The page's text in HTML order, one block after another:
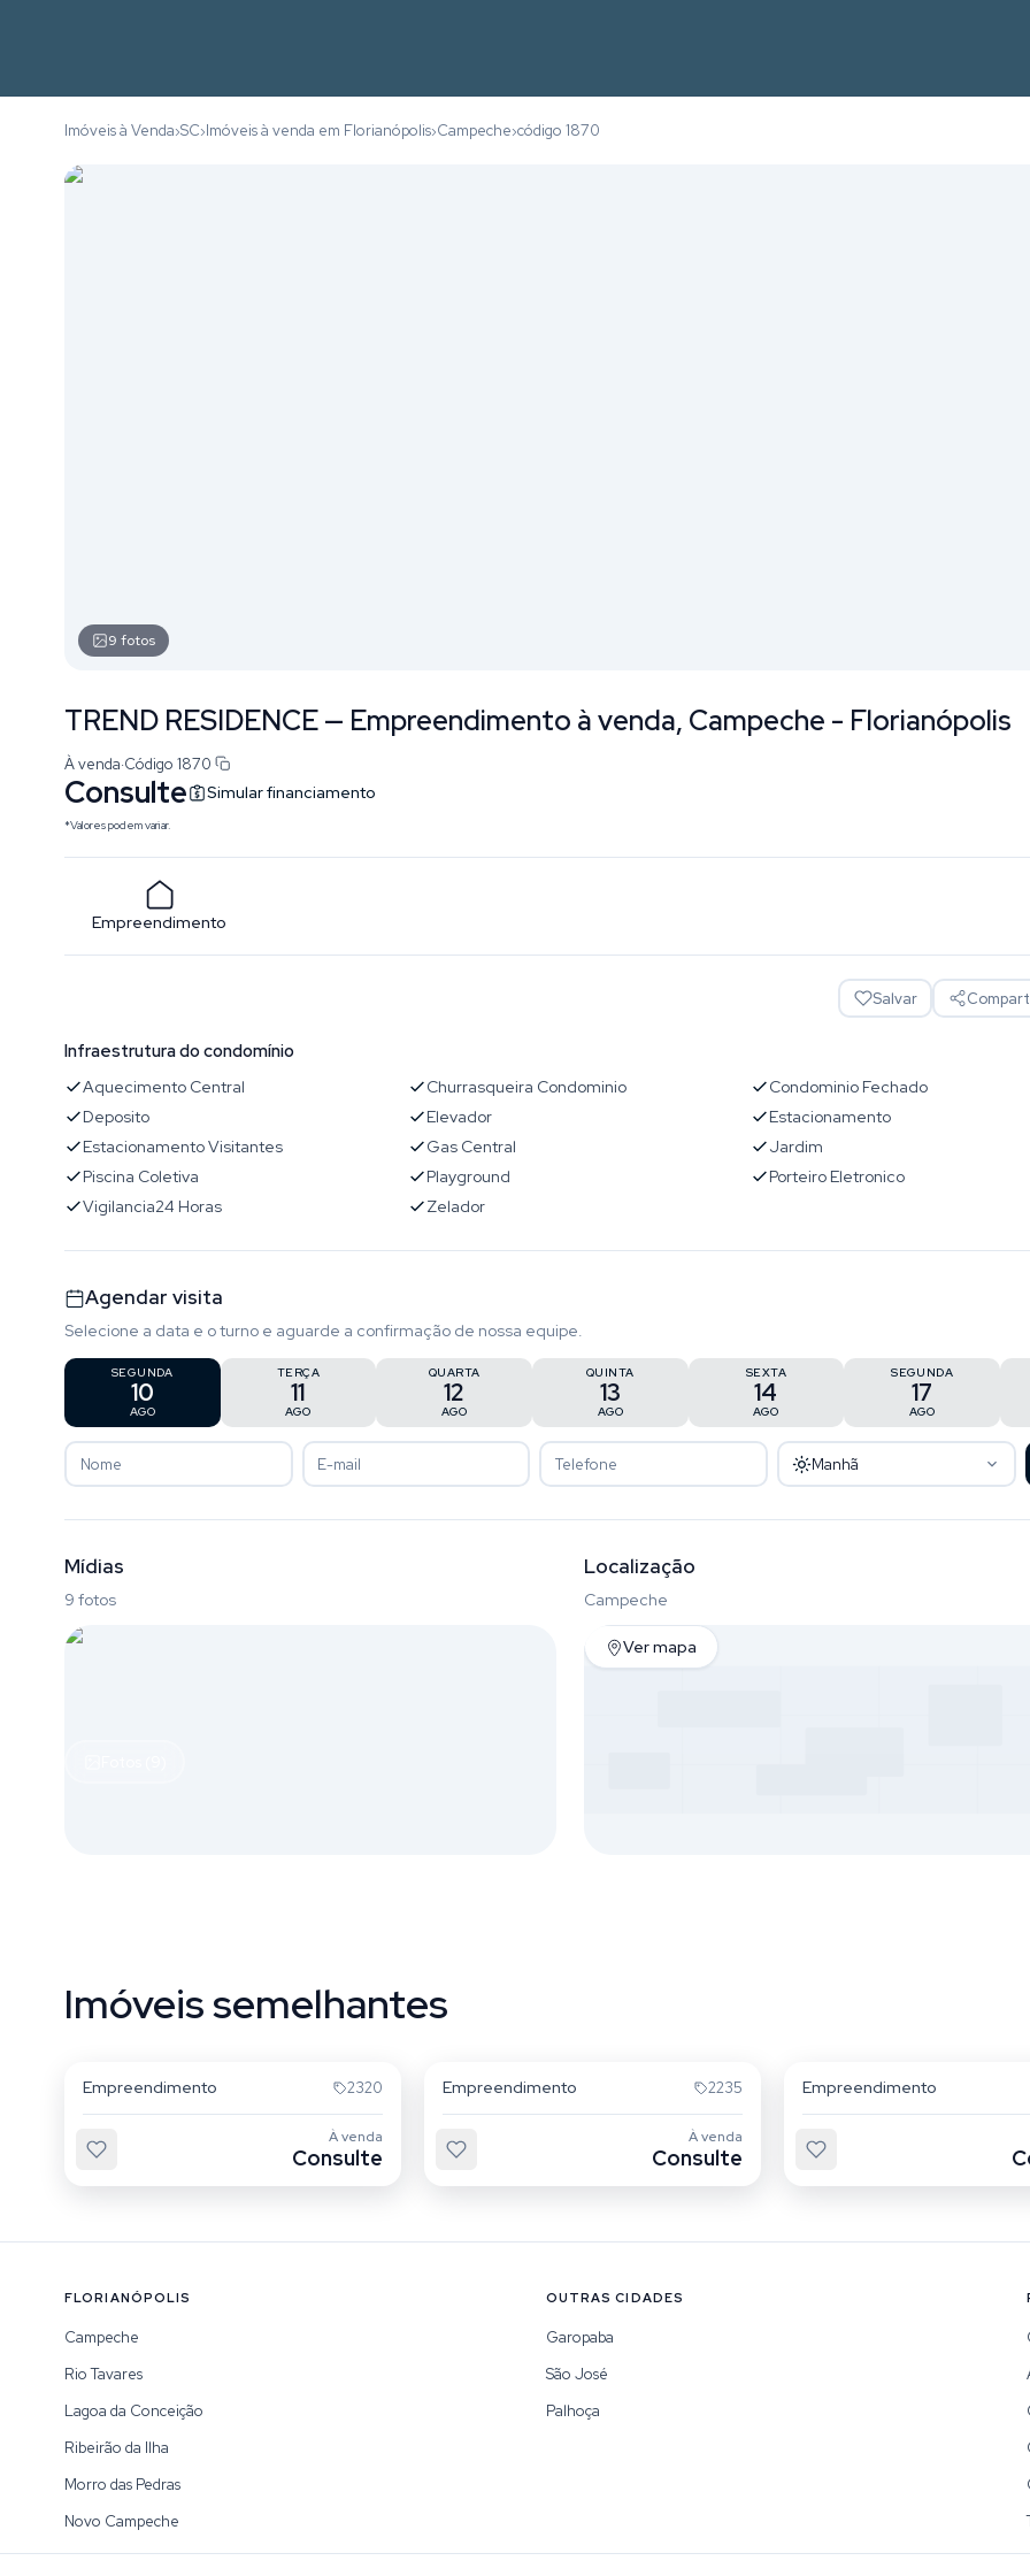
Imóveis à Venda›SC›Imóveis à venda em Florianópolis›Campeche›código 1870
9 fotos
TREND RESIDENCE — Empreendimento à venda, Campeche - Florianópolis
À venda·Código 1870
Consulte Simular financiamento
*Valores podem variar.
Empreendimento
Salvar
Infraestrutura do condomínio
Aquecimento Central Churrasqueira Condominio
Condominio Fechado
Deposito
Elevador
Estacionamento
Estacionamento Visitantes
Gas Central
Jardim
Piscina Coletiva
Playground
Porteiro Eletronico
Vigilancia24 Horas
Zelador
Agendar visita
Selecione a data e o turno e aguarde a confirmação de nossa equipe.
SEGUNDA
10
AGO
TERÇA
11
AGO
QUARTA
12
AGO
QUINTA
13
AGO
SEXTA
14
AGO
SEGUNDA
17
AGO
Manhã
Mídias
9 fotos
Localização
Campeche
Ver mapa
Imóveis semelhantes
Empreendimento 2320
À venda
Consulte
Empreendimento 2235
À venda
Consulte
Empreendimento
FLORIANÓPOLIS
Campeche
Rio Tavares
Lagoa da Conceição
Ribeirão da Ilha
Morro das Pedras
Novo Campeche
OUTRAS CIDADES
Garopaba
São José
Palhoça